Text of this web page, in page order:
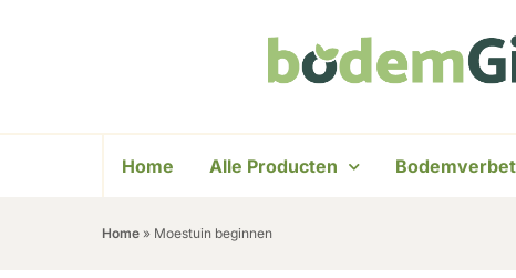
Home Alle Producten
Home » Moestuin beginnen